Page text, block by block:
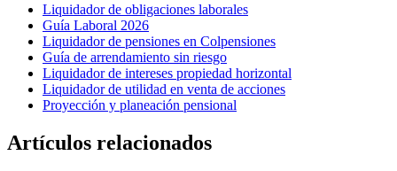
Liquidador de obligaciones laborales
Guía Laboral 2026
Liquidador de pensiones en Colpensiones
Guía de arrendamiento sin riesgo
Liquidador de intereses propiedad horizontal
Liquidador de utilidad en venta de acciones
Proyección y planeación pensional
Artículos relacionados